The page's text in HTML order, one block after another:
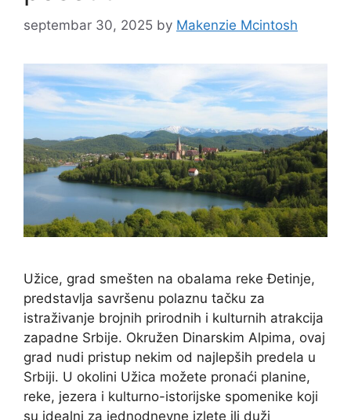
septembar 30, 2025 by Makenzie Mcintosh
Užice, grad smešten na obalama reke Đetinje,
predstavlja savršenu polaznu tačku za
istraživanje brojnih prirodnih i kulturnih atrakcija
zapadne Srbije. Okružen Dinarskim Alpima, ovaj
grad nudi pristup nekim od najlepših predela u
Srbiji. U okolini Užica možete pronaći planine,
reke, jezera i kulturno-istorijske spomenike koji
su idealni za jednodnevne izlete ili duži